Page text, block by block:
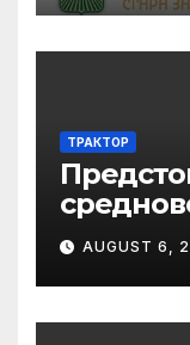
ТРАКТОР
„Калето
AUGUST 6,